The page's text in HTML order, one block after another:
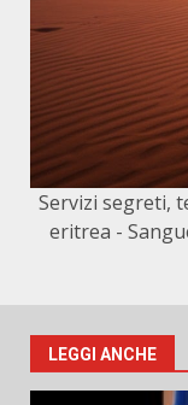
Servizi segreti,
eritrea -
LEGGI ANCHE